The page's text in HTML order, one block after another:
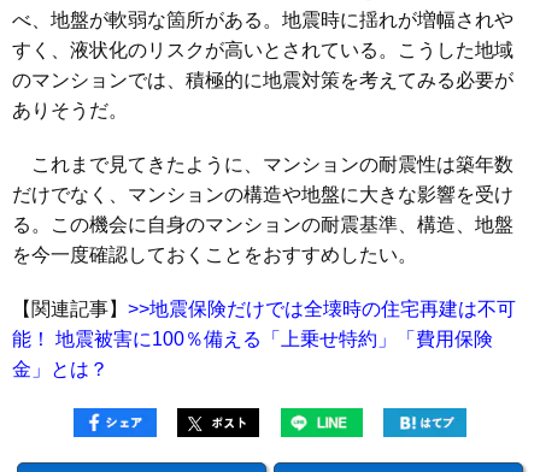
べ、地盤が軟弱な箇所がある。地震時に揺れが増幅されや
すく、液状化のリスクが高いとされている。こうした地域
のマンションでは、積極的に地震対策を考えてみる必要が
ありそうだ。
これまで見てきたように、マンションの耐震性は築年数
だけでなく、マンションの構造や地盤に大きな影響を受け
る。この機会に自身のマンションの耐震基準、構造、地盤
を今一度確認しておくことをおすすめしたい。
【関連記事】 >>地震保険だけでは全壊時の住宅再建は不可
能！ 地震被害に100％備える「上乗せ特約」「費用保険
金」とは？